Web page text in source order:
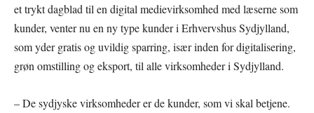
et trykt dagblad til en digital medievirksomhed med læserne som
kunder, venter nu en ny type kunder i Erhvervshus Sydjylland,
som yder gratis og uvildig sparring, især inden for digitalisering,
grøn omstilling og eksport, til alle virksomheder i Sydjylland.
– De sydjyske virksomheder er de kunder, som vi skal betjene.